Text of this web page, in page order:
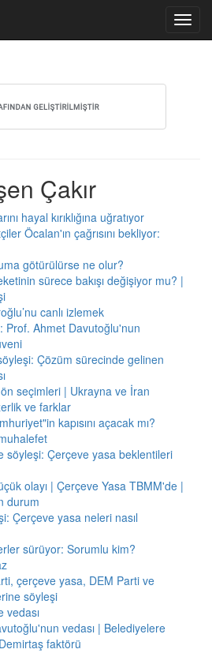
Çakır
hayal kırıklığına uğratıyor
Öcalan'ın çağrısını bekliyor:
götürülürse ne olur?
sürece bakışı değişiyor mu? |
canlı izlemek
Prof. Ahmet Davutoğlu'nun
Çözüm sürecinde gelinen
seçimleri | Ukrayna ve İran
ve farklar
kapısını açacak mı?
söyleşi: Çerçeve yasa beklentileri
olayı | Çerçeve Yasa TBMM'de |
durum
Çerçeve yasa neleri nasıl
sürüyor: Sorumlu kim?
çerçeve yasa, DEM Parti ve
söyleşi
vedası
vedası | Belediyelere
faktörü